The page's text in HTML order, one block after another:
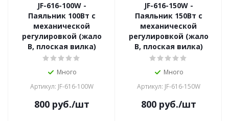
JF-616-100W -
Паяльник 100Вт с
механической
регулировкой (жало
В, плоская вилка)
Много
Артикул: JF-616-100W
800руб./шт
JF-616-150W -
Паяльник 150Вт с
механической
регулировкой (жало
В, плоская вилка)
Много
Артикул: JF-616-150W
800руб./шт